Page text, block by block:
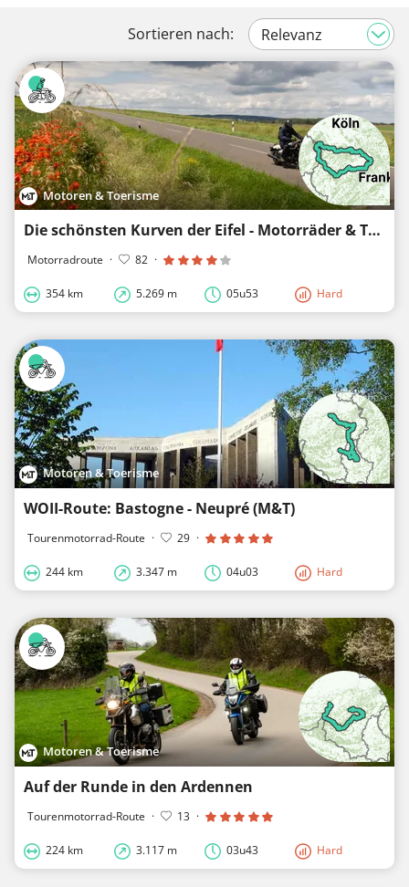
Sortieren nach:
Motoren & Toerisme
Die schönsten Kurven der Eifel - Motorräder & Tourismus
Motorradroute · 82 ·
354 km 5.269 m 05u53 Hard
Motoren & Toerisme
WOII-Route: Bastogne - Neupré (M&T)
Tourenmotorrad-Route · 29 ·
244 km 3.347 m 04u03 Hard
Motoren & Toerisme
Auf der Runde in den Ardennen
Tourenmotorrad-Route · 13 ·
224 km 3.117 m 03u43 Hard